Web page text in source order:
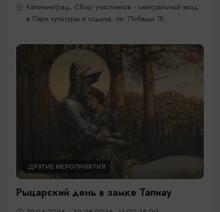
Калининград, Сбор участников - центральный вход
в Парк культуры и отдыха, пр. Победы 1Б,
ДРУГИЕ МЕРОПРИЯТИЯ
Рыцарский день в замке Тапиау